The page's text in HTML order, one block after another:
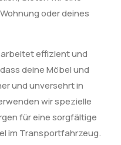
oder deines
effizient und
deine Möbel und
und unversehrt in
wir spezielle
für eine sorgfältige
im Transportfahrzeug.